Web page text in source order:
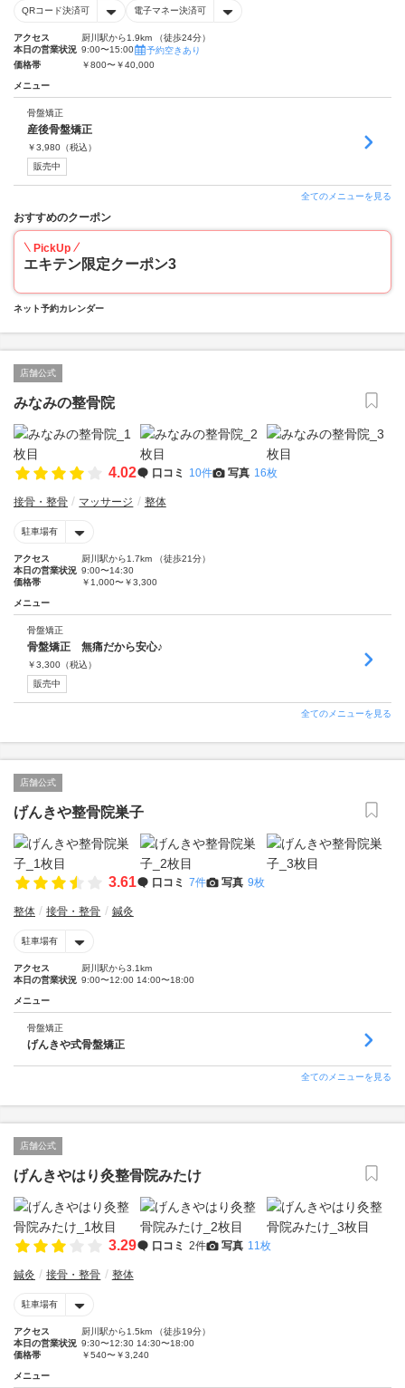
QRコード決済可 電子マネー決済可
アクセス
厨川駅から1.9km （徒歩24分）
本日の営業状況 9:00〜15:00
予約空きあり
価格帯
￥800〜￥40,000
メニュー
骨盤矯正
産後骨盤矯正
￥3,980 （税込）
販売中
全てのメニューを見る
おすすめのクーポン
PickUp
エキテン限定クーポン3
ネット予約カレンダー
店舗公式
みなみの整骨院
4.02 口コミ 10件 写真 16枚
接骨・整骨 マッサージ 整体
駐車場有
アクセス
厨川駅から1.7km （徒歩21分）
本日の営業状況 9:00〜14:30
価格帯
￥1,000〜￥3,300
メニュー
骨盤矯正
骨盤矯正 無痛だから安心♪
￥3,300 （税込）
販売中
全てのメニューを見る
店舗公式
げんきや整骨院巣子
3.61 口コミ 7件 写真 9枚
整体 接骨・整骨 鍼灸
駐車場有
アクセス
厨川駅から3.1km
本日の営業状況 9:00〜12:00 14:00〜18:00
メニュー
骨盤矯正
げんきや式骨盤矯正
全てのメニューを見る
店舗公式
げんきやはり灸整骨院みたけ
3.29 口コミ 2件 写真 11枚
鍼灸 接骨・整骨 整体
駐車場有
アクセス
厨川駅から1.5km （徒歩19分）
本日の営業状況 9:30〜12:30 14:30〜18:00
価格帯
￥540〜￥3,240
メニュー